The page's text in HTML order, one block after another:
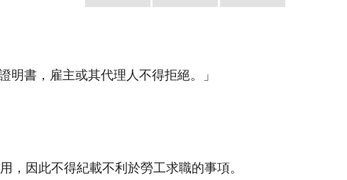
明書，雇主或其代理人不得拒絕。」
，因此不得紀載不利於勞工求職的事項。